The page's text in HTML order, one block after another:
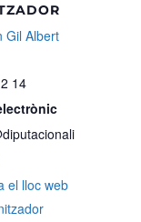
Gil Albert
14
el lloc web